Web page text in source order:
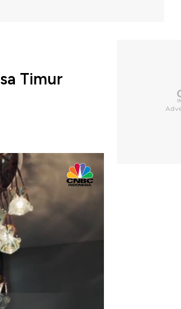
Timur
keluarga? Nah, kali ini
timur tengah. Yuk lihat